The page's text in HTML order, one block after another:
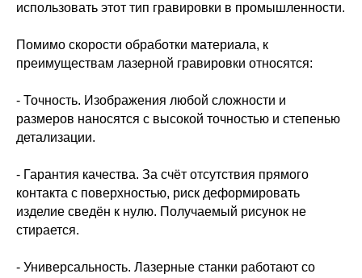
использовать этот тип гравировки в промышленности.
Помимо скорости обработки материала, к
преимуществам лазерной гравировки относятся:
- Точность. Изображения любой сложности и
размеров наносятся с высокой точностью и степенью
детализации.
- Гарантия качества. За счёт отсутствия прямого
контакта с поверхностью, риск деформировать
изделие сведён к нулю. Получаемый рисунок не
стирается.
- Универсальность. Лазерные станки работают со